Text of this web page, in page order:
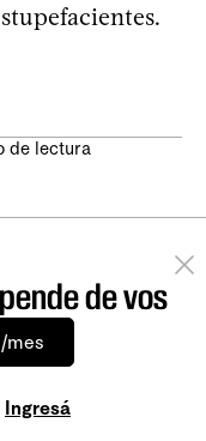
de lectura
de vos
mes
Ingresá